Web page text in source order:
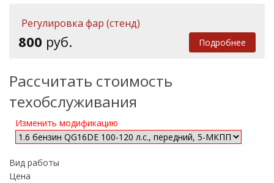
Регулировка фар (стенд)
800 руб. Подробнее
Рассчитать стоимость
техобслуживания
Изменить модификацию
Вид работы
Цена